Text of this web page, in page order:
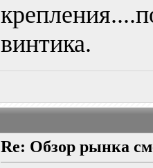
винтика.
Re: Обзор рынка